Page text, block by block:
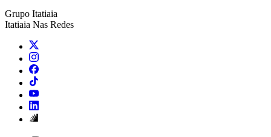
Grupo Itatiaia
Itatiaia Nas Redes